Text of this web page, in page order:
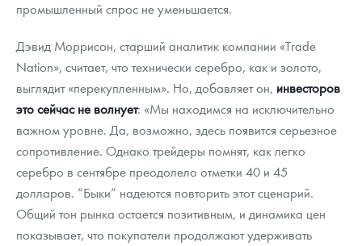
промышленный спрос не уменьшается.
Дэвид Моррисон, старший аналитик компании «Trade
Nation», считает, что технически серебро, как и золото,
выглядит «перекупленным». Но, добавляет он, инвесторов
это сейчас не волнует: «Мы находимся на исключительно
важном уровне. Да, возможно, здесь появится серьезное
сопротивление. Однако трейдеры помнят, как легко
серебро в сентябре преодолело отметки 40 и 45
долларов. “Быки” надеются повторить этот сценарий.
Общий тон рынка остается позитивным, и динамика цен
показывает, что покупатели продолжают удерживать